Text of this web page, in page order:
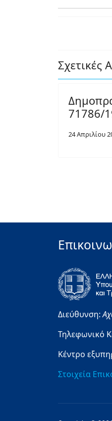
Σχετικές
71786/
24 Απριλίου
Διεύθυνση:
Τηλεφωνικό
Κέντρο
Στοιχεία